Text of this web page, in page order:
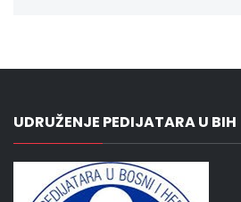
UDRUŽENJE PEDIJATARA U BIH